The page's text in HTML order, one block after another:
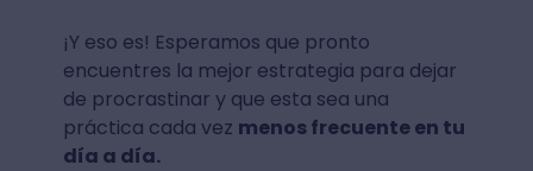
¡Y eso es! Esperamos que pronto
encuentres la mejor estrategia para dejar
de procrastinar y que esta sea una
práctica cada vez menos frecuente en tu
día a día.